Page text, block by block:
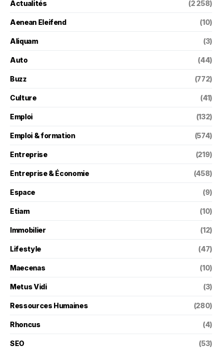
Actualités (2 258)
Aenean Eleifend (10)
Aliquam (3)
Auto (44)
Buzz (772)
Culture (41)
Emploi (132)
Emploi & formation (574)
Entreprise (219)
Entreprise & Économie (458)
Espace (9)
Etiam (10)
Immobilier (12)
Lifestyle (47)
Maecenas (10)
Metus Vidi (3)
Ressources Humaines (280)
Rhoncus (4)
SEO (53)